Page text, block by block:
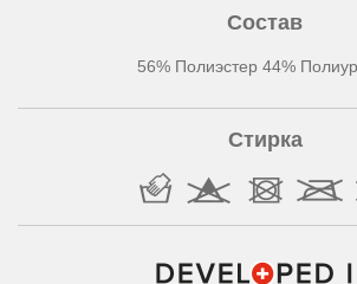
Состав
56% Полиэстер 44%
Стирка